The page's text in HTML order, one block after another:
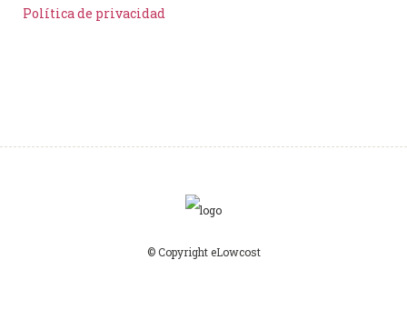
Política de privacidad
© Copyright eLowcost